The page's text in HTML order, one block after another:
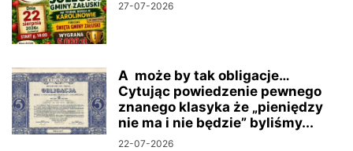
27-07-2026
A może by tak obligacje…
Cytując powiedzenie pewnego
znanego klasyka że „pieniędzy
nie ma i nie będzie” byliśmy...
22-07-2026